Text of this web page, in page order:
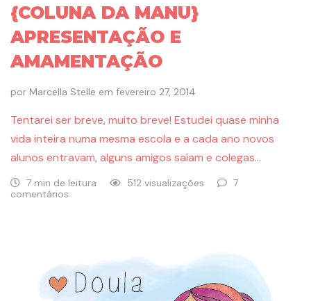
{COLUNA DA MANU}
APRESENTAÇÃO E
AMAMENTAÇÃO
por Marcella Stelle em fevereiro 27, 2014
Tentarei ser breve, muito breve! Estudei quase minha
vida inteira numa mesma escola e a cada ano novos
alunos entravam, alguns amigos saíam e colegas…
7 min de leitura 512 visualizações
7
comentários